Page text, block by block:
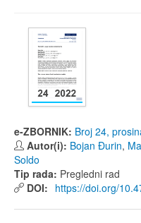
e-ZBORNIK: Broj 24,
Autor(i): Bojan Đurin,
Soldo
Tip rada: Pregledni rad
DOI: https://doi.org/